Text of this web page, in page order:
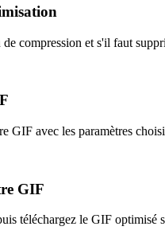
compression et s'il faut
GIF avec les paramètres
GIF
téléchargez le GIF optimisé